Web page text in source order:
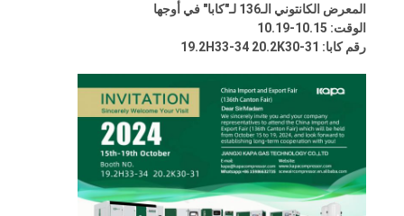
PRIVACY
POLICY
المعرض الكانتوني الـ136 لـ"كابا" في أوجها
الوقت: 10.15-10.19
رقم كابا: 19.2H33-34 20.2K30-31